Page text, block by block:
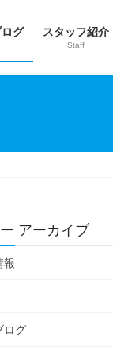
グ スタッフ紹介
Staff
アーカイブ
報
ログ